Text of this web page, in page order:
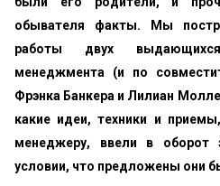
обывателя факты. Мы
работы двух
менеджмента (и по
Фрэнка Банкера и Лилиан
какие идеи, техники и
менеджеру, ввели в оборот
условии, что предложены они